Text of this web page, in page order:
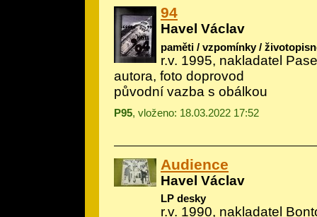
94
Havel Václav
paměti / vzpomínky /
r.v. 1995, nakladatel
autora, foto doprovod
původní vazba s obálkou
P95, vloženo: 18.03.2022 17:52
Audience
Havel Václav
LP desky
r.v. 1990, nakladatel